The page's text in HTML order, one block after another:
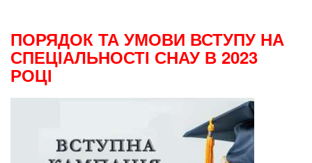
ПОРЯДОК ТА УМОВИ ВСТУПУ НА
СПЕЦІАЛЬНОСТІ СНАУ В 2023
РОЦІ